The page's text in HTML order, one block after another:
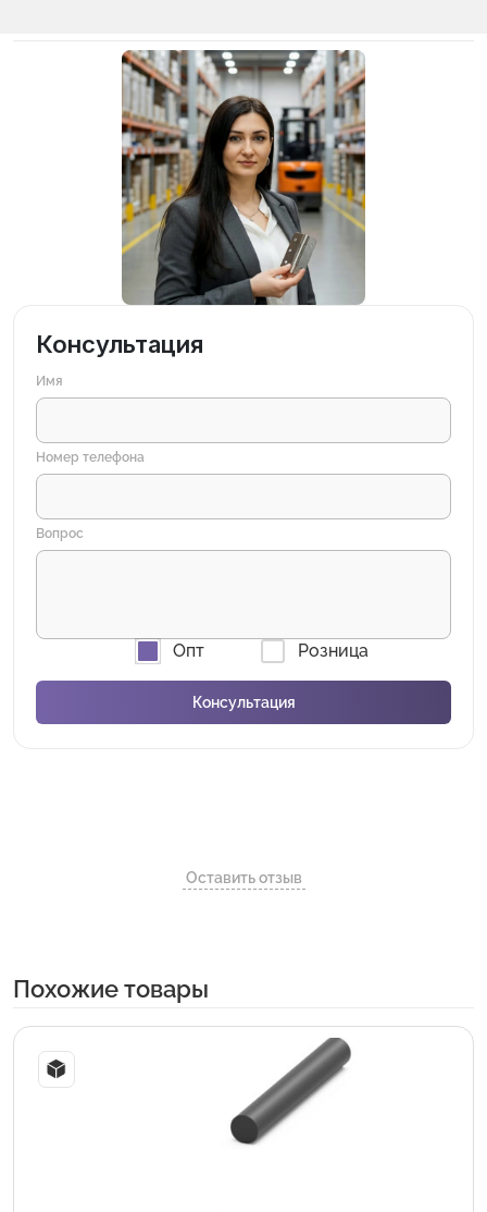
Консультация
Имя
Номер телефона
Вопрос
Опт Розница
Оставить отзыв
Похожие товары